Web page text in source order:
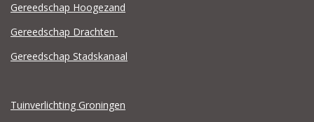
Gereedschap Hoogezand
Gereedschap Drachten
Gereedschap Stadskanaal
Tuinverlichting Groningen